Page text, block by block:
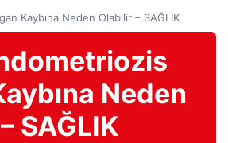
Kaybına Neden Olabilir – SAĞLIK
Neden
SAĞLIK